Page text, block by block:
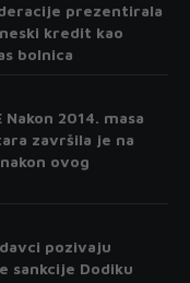
prezentirala
kredit kao
bolnica
Nakon 2014. masa
završila je na
ovog
pozivaju
sankcije Dodiku